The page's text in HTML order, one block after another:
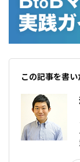
この記事を書